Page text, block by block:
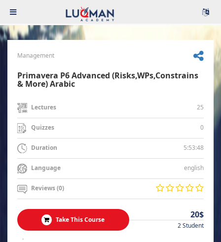
Management
Primavera P6 Advanced (Risks,WPs,Constrains
& More) Arabic
Lectures 25
Quizzes 0
Duration 5:53:48
Language english
Reviews (0)
Take This Course 20$
2 Student
.